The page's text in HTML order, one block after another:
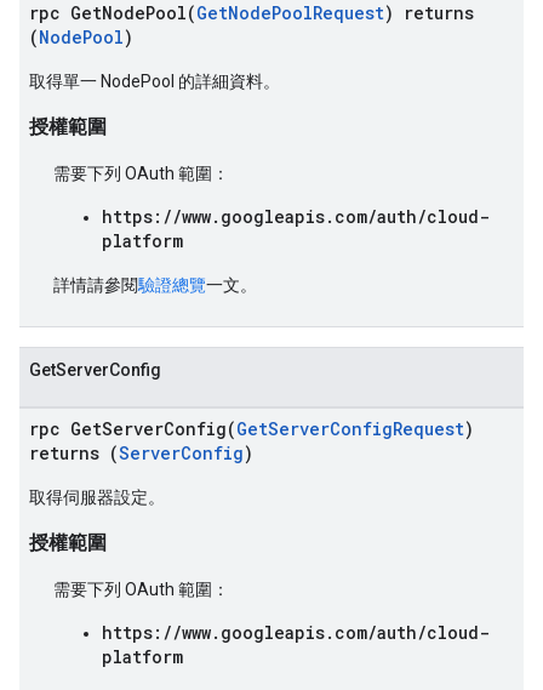
rpc GetNodePool(GetNodePoolRequest) returns
(NodePool)
取得單一 NodePool 的詳細資料。
授權範圍
需要下列 OAuth 範圍：
https://www.googleapis.com/auth/cloud-
platform
詳情請參閱驗證總覽一文。
GetServerConfig
rpc GetServerConfig(GetServerConfigRequest)
returns (ServerConfig)
取得伺服器設定。
授權範圍
需要下列 OAuth 範圍：
https://www.googleapis.com/auth/cloud-
platform